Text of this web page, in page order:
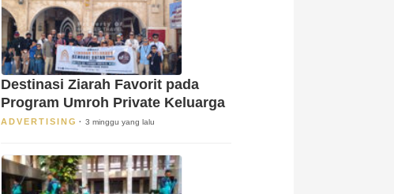
Destinasi Ziarah Favorit pada
Program Umroh Private Keluarga
ADVERTISING 3 minggu yang lalu